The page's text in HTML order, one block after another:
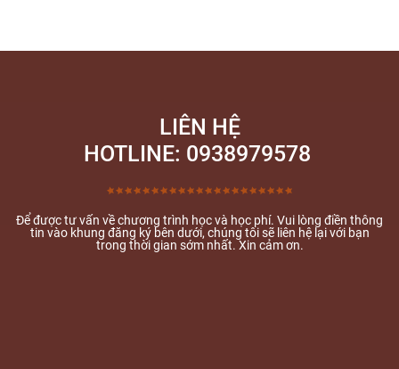
LIÊN HỆ
HOTLINE: 0938979578
Để được tư vấn về chương trình học và học phí. Vui lòng điền thông
tin vào khung đăng ký bên dưới, chúng tôi sẽ liên hệ lại với bạn
trong thời gian sớm nhất. Xin cảm ơn.